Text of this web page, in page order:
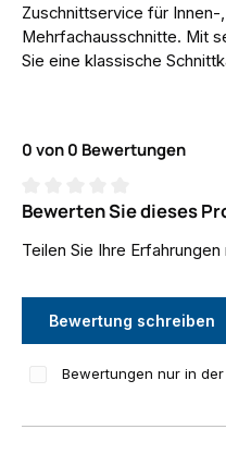
Zuschnittservice für
Mehrfachausschnitte. Mit
Sie eine klassische
0 von 0 Bewertungen
Durchschnittliche
Bewerten Sie dieses
Teilen Sie Ihre
Bewertung schreiben
Bewertungen nur in